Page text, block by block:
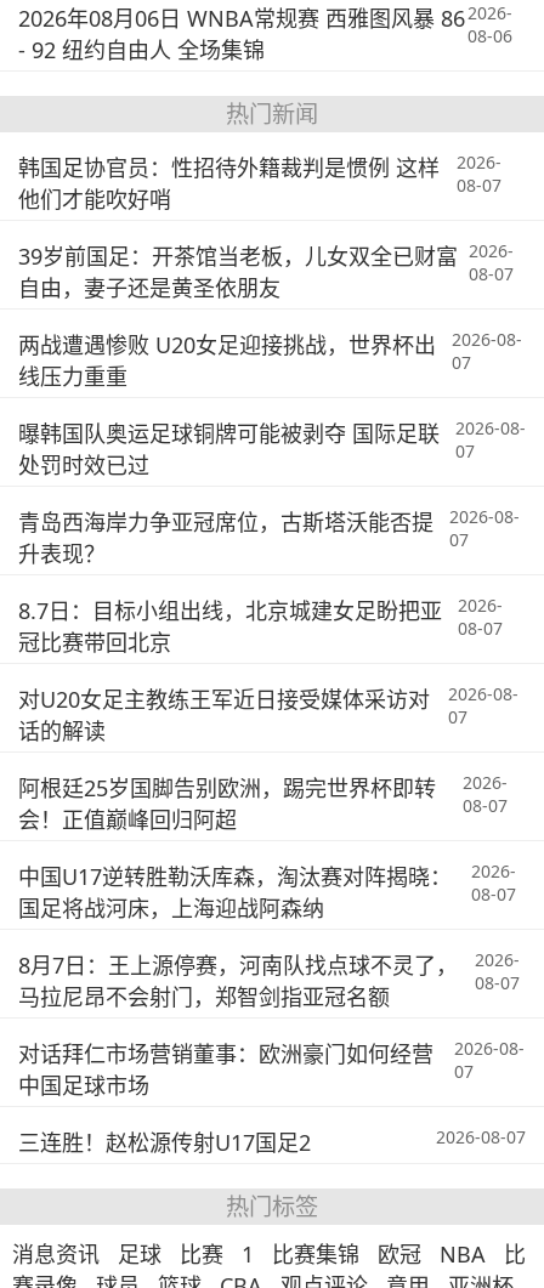
2026年08月06日 WNBA常规赛 西雅图风暴 86
- 92 纽约自由人 全场集锦
2026-
08-06
热门新闻
韩国足协官员：性招待外籍裁判是惯例 这样
他们才能吹好哨
2026-
08-07
39岁前国足：开茶馆当老板，儿女双全已财富
自由，妻子还是黄圣依朋友
2026-
08-07
两战遭遇惨败 U20女足迎接挑战，世界杯出
线压力重重
2026-08-
07
曝韩国队奥运足球铜牌可能被剥夺 国际足联
处罚时效已过
2026-08-
07
青岛西海岸力争亚冠席位，古斯塔沃能否提
升表现？
2026-08-
07
8.7日：目标小组出线，北京城建女足盼把亚
冠比赛带回北京
2026-
08-07
对U20女足主教练王军近日接受媒体采访对
话的解读
2026-08-
07
阿根廷25岁国脚告别欧洲，踢完世界杯即转
会！正值巅峰回归阿超
2026-
08-07
中国U17逆转胜勒沃库森，淘汰赛对阵揭晓：
国足将战河床，上海迎战阿森纳
2026-
08-07
8月7日：王上源停赛，河南队找点球不灵了，
马拉尼昂不会射门，郑智剑指亚冠名额
2026-
08-07
对话拜仁市场营销董事：欧洲豪门如何经营
中国足球市场
2026-08-
07
三连胜！赵松源传射U17国足2 2026-08-07
热门标签
消息资讯 足球 比赛 1 比赛集锦 欧冠 NBA
比